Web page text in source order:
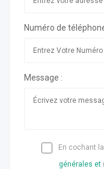
Numéro de
Message :
En cochant
générales et